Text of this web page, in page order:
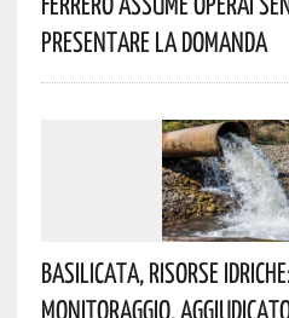
Presentare La Domanda
Basilicata, Risorse
Monitoraggio.